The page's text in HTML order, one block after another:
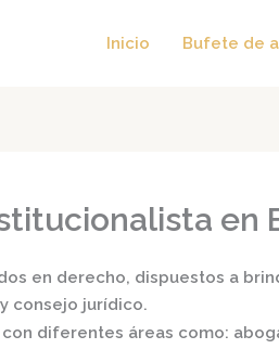
Inicio Bufete de
en
en derecho, dispuestos a
consejo jurídico.
diferentes áreas como: